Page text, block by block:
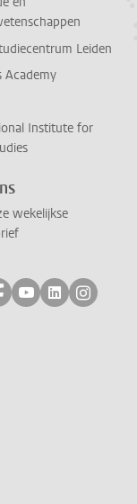
Leiden
Academy
Institute for
wekelijkse
op bluesky
Volg ons op
Volg ons op
Volg ons
Volg
op mastodon